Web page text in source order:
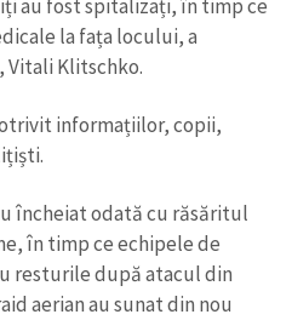
au fost spitalizați, în timp ce
la fața locului, a
Klitschko.
informațiilor, copii,
încheiat odată cu răsăritul
în timp ce echipele de
resturile după atacul din
aerian au sunat din nou